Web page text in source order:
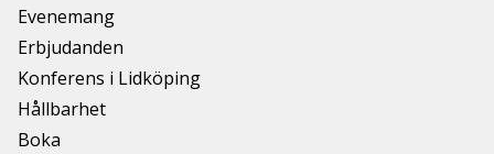
Evenemang
Erbjudanden
Konferens i Lidköping
Hållbarhet
Boka